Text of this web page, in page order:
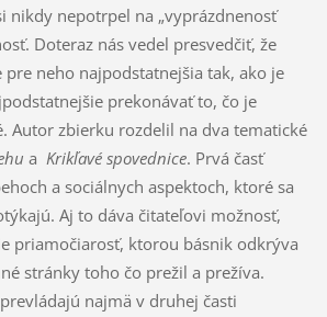
nikdy nepotrpel na „vyprázdnenosť
Doteraz nás vedel presvedčiť, že
neho najpodstatnejšia tak, ako je
prekonávať to, čo je
Autor zbierku rozdelil na dva tematické
a Krikľavé spovednice. Prvá časť
a sociálnych aspektoch, ktoré sa
Aj to dáva čitateľovi možnosť,
priamočiarosť, ktorou básnik odkrýva
stránky toho čo prežil a prežíva.
najmä v druhej časti